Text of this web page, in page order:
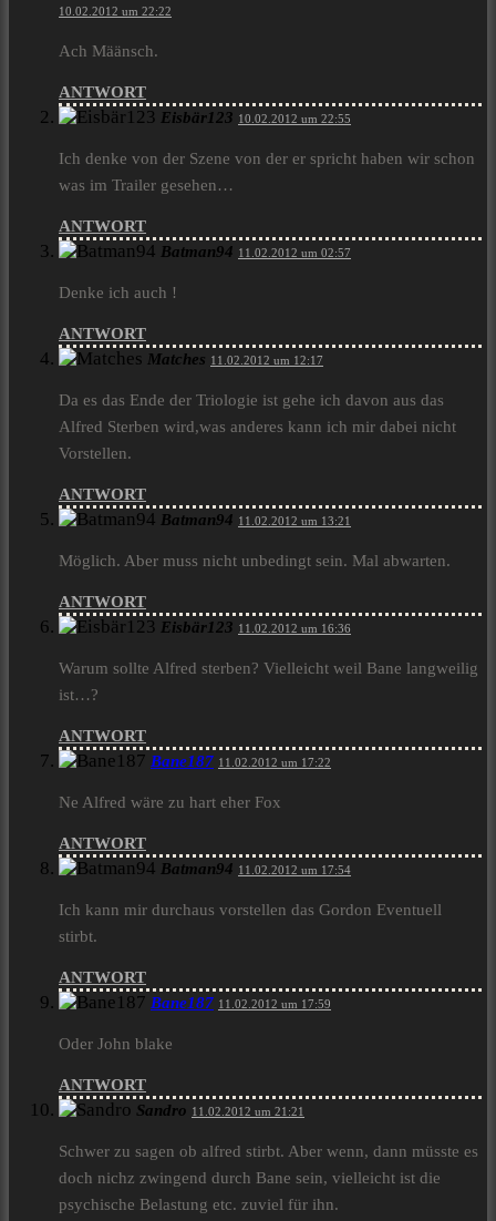
10.02.2012 um 22:22
Ach Määnsch.
ANTWORT
Eisbär123 10.02.2012 um 22:55
Ich denke von der Szene von der er spricht haben wir schon
was im Trailer gesehen…
ANTWORT
Batman94 11.02.2012 um 02:57
Denke ich auch !
ANTWORT
Matches 11.02.2012 um 12:17
Da es das Ende der Triologie ist gehe ich davon aus das
Alfred Sterben wird,was anderes kann ich mir dabei nicht
Vorstellen.
ANTWORT
Batman94 11.02.2012 um 13:21
Möglich. Aber muss nicht unbedingt sein. Mal abwarten.
ANTWORT
Eisbär123 11.02.2012 um 16:36
Warum sollte Alfred sterben? Vielleicht weil Bane langweilig
ist…?
ANTWORT
Bane187 11.02.2012 um 17:22
Ne Alfred wäre zu hart eher Fox
ANTWORT
Batman94 11.02.2012 um 17:54
Ich kann mir durchaus vorstellen das Gordon Eventuell
stirbt.
ANTWORT
Bane187 11.02.2012 um 17:59
Oder John blake
ANTWORT
Sandro 11.02.2012 um 21:21
Schwer zu sagen ob alfred stirbt. Aber wenn, dann müsste es
doch nichz zwingend durch Bane sein, vielleicht ist die
psychische Belastung etc. zuviel für ihn.